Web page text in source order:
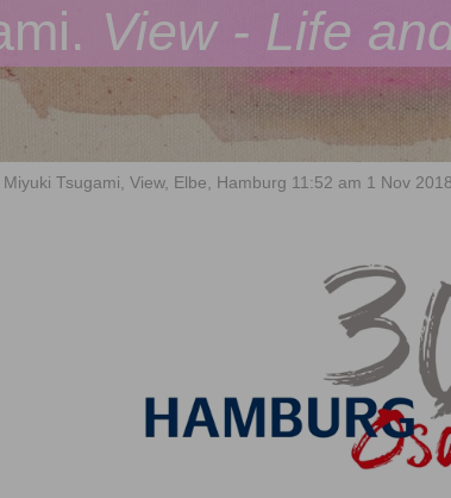
View - Life
Miyuki Tsugami, View, Elbe, Hamburg 11:52 am 1 Nov